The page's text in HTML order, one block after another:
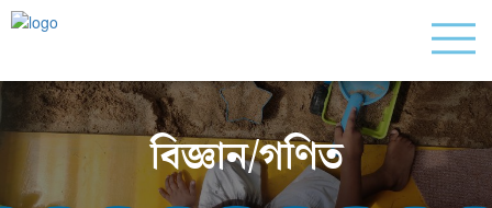
বিজ্ঞান/গণিত